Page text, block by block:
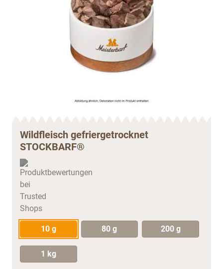
Wildfleisch gefriergetrocknet
STOCKBARF®
10 g 80 g 200 g
1 kg